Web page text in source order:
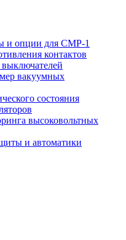
и опции для СМР-1
контактов
вакуумных
состояния
высоковольтных
и автоматики